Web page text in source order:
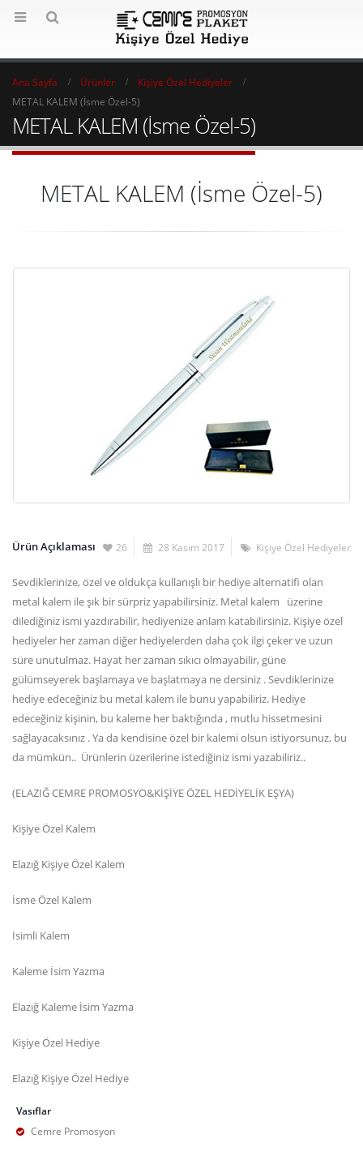
Ana Sayfa Ürünler
Kişiye Özel Hediyeler
METAL KALEM (İsme Özel-5)
METAL KALEM (İsme Özel-5)
METAL KALEM (İsme Özel-5)
Ürün Açıklaması 26 28 Kasım 2017 Kişiye Özel Hediyeler
Sevdiklerinize, özel ve oldukça kullanışlı bir hediye alternatifi olan
metal kalem ile şık bir sürpriz yapabilirsiniz. Metal kalem üzerine
dilediğiniz ismi yazdırabilir, hediyenize anlam katabilirsiniz. Kişiye özel
hediyeler her zaman diğer hediyelerden daha çok ilgi çeker ve uzun
süre unutulmaz. Hayat her zaman sıkıcı olmayabilir, güne
gülümseyerek başlamaya ve başlatmaya ne dersiniz . Sevdiklerinize
hediye edeceğiniz bu metal kalem ile bunu yapabiliriz. Hediye
edeceğiniz kişinin, bu kaleme her baktığında , mutlu hissetmesini
sağlayacaksınız . Ya da kendisine özel bir kalemi olsun istiyorsunuz, bu
da mümkün.. Ürünlerin üzerilerine istediğiniz ismi yazabiliriz..
(ELAZIĞ CEMRE PROMOSYO&KİŞİYE ÖZEL HEDİYELİK EŞYA)
Kişiye Özel Kalem
Elazığ Kişiye Özel Kalem
İsme Özel Kalem
İsimli Kalem
Kaleme İsim Yazma
Elazığ Kaleme İsim Yazma
Kişiye Özel Hediye
Elazığ Kişiye Özel Hediye
Vasıflar
Cemre Promosyon